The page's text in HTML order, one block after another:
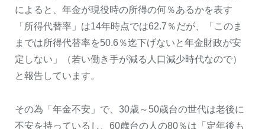
によると、年金が現役時の所得の何％あるかを表す
「所得代替率」は14年時点では62.7％だが、「このま
までは所得代替率を50.6％迄下げないと年金財政が安
定しない」（若い働き手が減る人口減少時代なので）
と報告しています。
その為「年金不安」で、30歳～50歳台の世代は老後に
不安を持っているし、60歳台の人の80％は「定年後も